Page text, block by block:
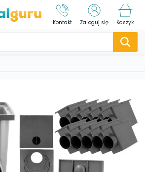
Kontakt Zaloguj się Koszyk